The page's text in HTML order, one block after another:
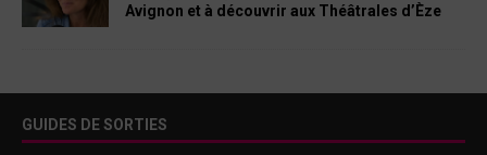
Avignon et à découvrir aux Théâtrales d’Èze
GUIDES DE SORTIES